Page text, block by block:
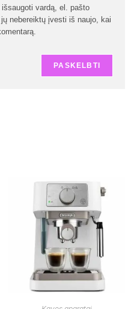
vardą, el. pašto
nebereiktų įvesti iš naujo, kai